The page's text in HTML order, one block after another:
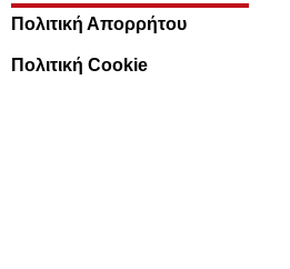
Πολιτική Απορρήτου
Πολιτική Cookie